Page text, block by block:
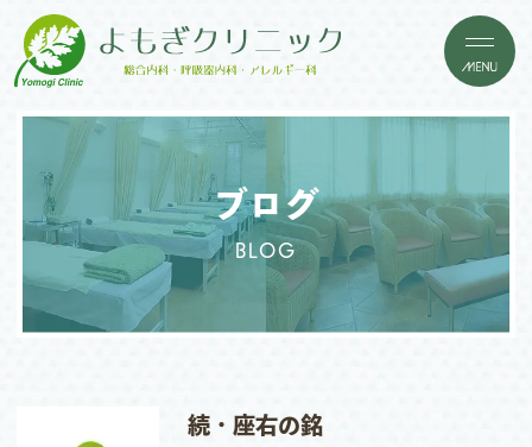
ブログ
BLOG
続・座右の銘